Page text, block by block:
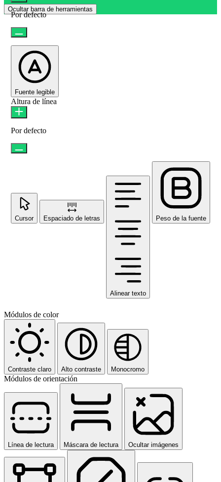
Ocultar barra de herramientas
Por defecto
Fuente legible
Altura de línea
Por defecto
Cursor Espaciado de letras
Alinear texto
Peso de la fuente
Módulos de color
Contraste claro Alto contraste Monocromo
Módulos de orientación
Línea de lectura Máscara de lectura Ocultar imágenes